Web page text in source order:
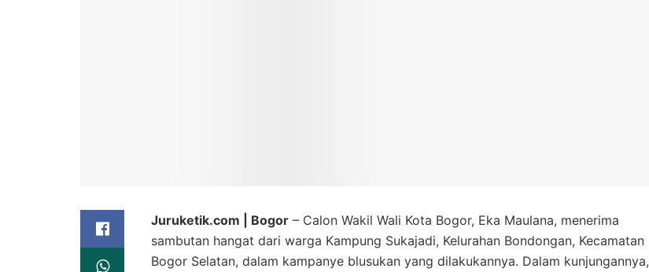
Juruketik.com | Bogor – Calon Wakil Wali Kota Bogor, Eka Maulana, menerima
sambutan hangat dari warga Kampung Sukajadi, Kelurahan Bondongan, Kecamatan
Bogor Selatan, dalam kampanye blusukan yang dilakukannya. Dalam kunjungannya,